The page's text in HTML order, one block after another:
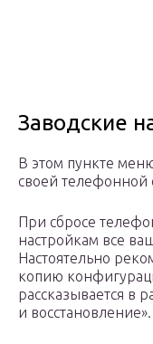
Заводские
В этом пункте
своей телефонной
При сбросе
настройкам все
Настоятельно
копию
рассказывается в
и восстановление».